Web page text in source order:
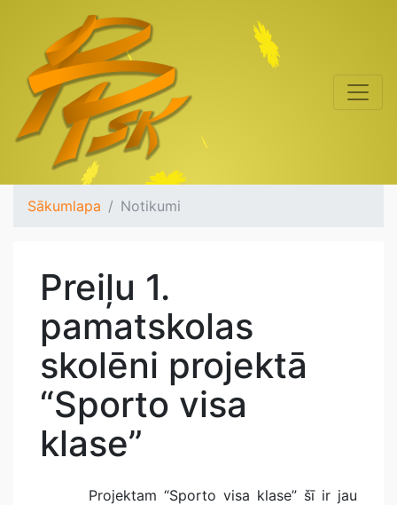
Sākumlapa Notikumi
Preiļu 1.
pamatskolas
skolēni projektā
“Sporto visa
klase”
Projektam “Sporto visa klase” šī ir jau